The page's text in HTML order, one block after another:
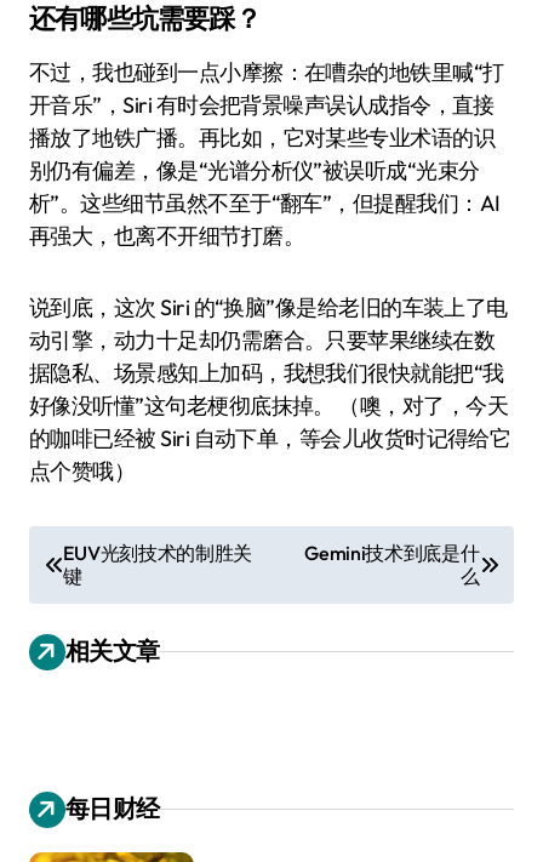
还有哪些坑需要踩？
不过，我也碰到一点小摩擦：在嘈杂的地铁里喊“打
开音乐”，Siri 有时会把背景噪声误认成指令，直接
播放了地铁广播。再比如，它对某些专业术语的识
别仍有偏差，像是“光谱分析仪”被误听成“光束分
析”。这些细节虽然不至于“翻车”，但提醒我们：AI
再强大，也离不开细节打磨。
说到底，这次 Siri 的“换脑”像是给老旧的车装上了电
动引擎，动力十足却仍需磨合。只要苹果继续在数
据隐私、场景感知上加码，我想我们很快就能把“我
好像没听懂”这句老梗彻底抹掉。 （噢，对了，今天
的咖啡已经被 Siri 自动下单，等会儿收货时记得给它
点个赞哦）
章
导
航
EUV光刻技术的制胜关
键
Gemini技术到底是什
么
相关文章
每日财经